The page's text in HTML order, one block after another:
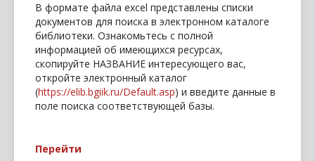
В формате файла еxcel представлены списки
документов для поиска в электронном каталоге
библиотеки. Ознакомьтесь с полной
информацией об имеющихся ресурсах,
скопируйте НАЗВАНИЕ интересующего вас,
откройте электронный каталог
(https://elib.bgiik.ru/Default.asp) и введите данные в
поле поиска соответствующей базы.
Перейти